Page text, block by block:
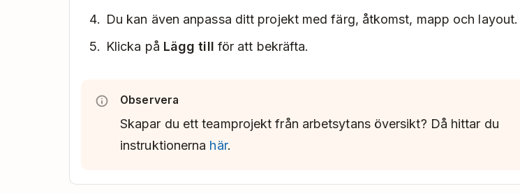
Du kan även anpassa ditt projekt med färg, åtkomst, mapp och layout.
Klicka på Lägg till för att bekräfta.
Observera
Skapar du ett teamprojekt från arbetsytans översikt? Då hittar du
instruktionerna här.